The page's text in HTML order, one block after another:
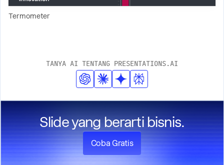
Termometer
TANYA AI TENTANG PRESENTATIONS.AI
Slide yang berarti bisnis.
Coba Gratis